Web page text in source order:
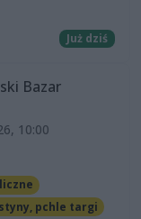
Już dziś
Bazar
10:00
pchle targi